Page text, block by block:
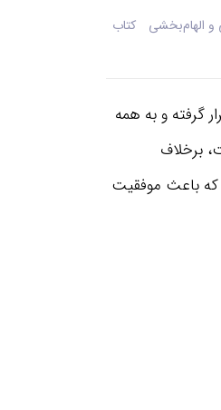
و الهام‌بخشی
کتاب
گرفته و به همه
برخلاف
که باعث موفقیت